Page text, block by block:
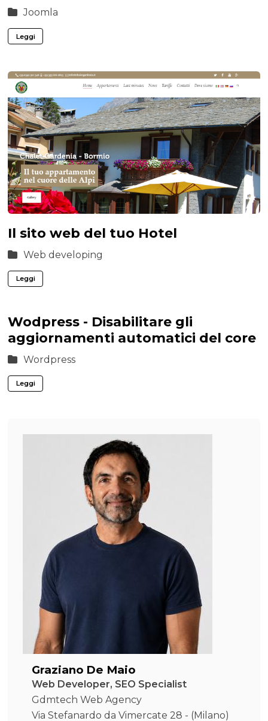
Joomla
Leggi
Il sito web del tuo Hotel
Web developing
Leggi
Wodpress - Disabilitare gli
aggiornamenti automatici del core
Wordpress
Leggi
Graziano De Maio
Web Developer, SEO Specialist
Gdmtech Web Agency
Via Stefanardo da Vimercate 28 - (Milano)